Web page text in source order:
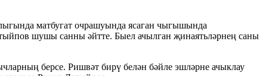
матбугат очрашуында ясаган чыгышында
шушы санны әйтте. Быел ачылган җинаятьләрнең саны
берсе. Ришвәт бирү белән бәйле эшләрне ачыклау